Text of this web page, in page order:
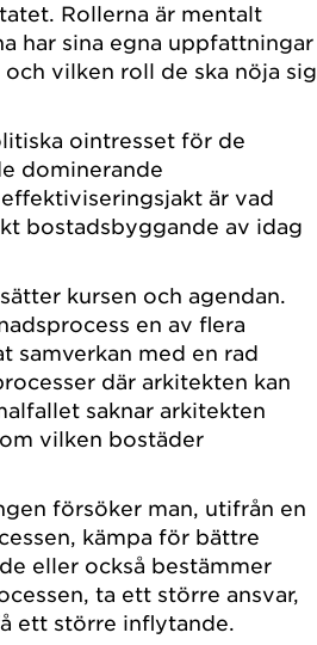
Rollerna är mentalt
har sina egna uppfattningar
vilken roll de ska nöja sig
ointresset för de
dominerande
är vad
bostadsbyggande av idag
kursen och agendan.
en av flera
samverkan med en rad
där arkitekten kan
saknar arkitekten
vilken bostäder
försöker man, utifrån en
kämpa för bättre
eller också bestämmer
ta ett större ansvar,
ett större inflytande.